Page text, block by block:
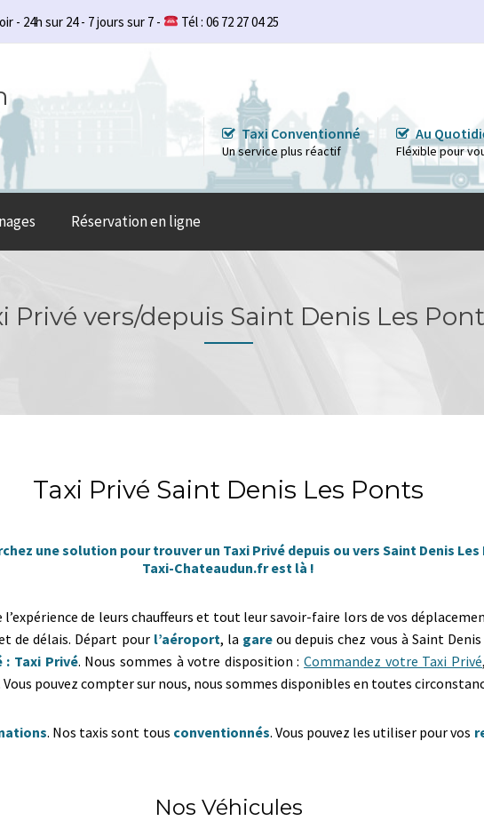
- 24h sur 24 - 7 jours sur 7 - Tél : 06 72 27 04 25
Taxi Conventionné
Un service plus réactif
Au
Fléxible pour
Réservation en ligne
Privé vers/depuis Saint Denis Les
Taxi Privé Saint Denis Les Ponts
une solution pour trouver un Taxi Privé depuis ou vers Saint Denis Les
Taxi-Chateaudun.fr est là !
de leurs chauffeurs et tout leur savoir-faire lors de vos
de délais. Départ pour l’aéroport, la gare ou depuis chez vous à Saint
Taxi Privé. Nous sommes à votre disposition :Commandez votre Taxi Privé
pouvez compter sur nous, nous sommes disponibles en toutes
. Nos taxis sont tous conventionnés. Vous pouvez les utiliser pour vos
Nos Véhicules